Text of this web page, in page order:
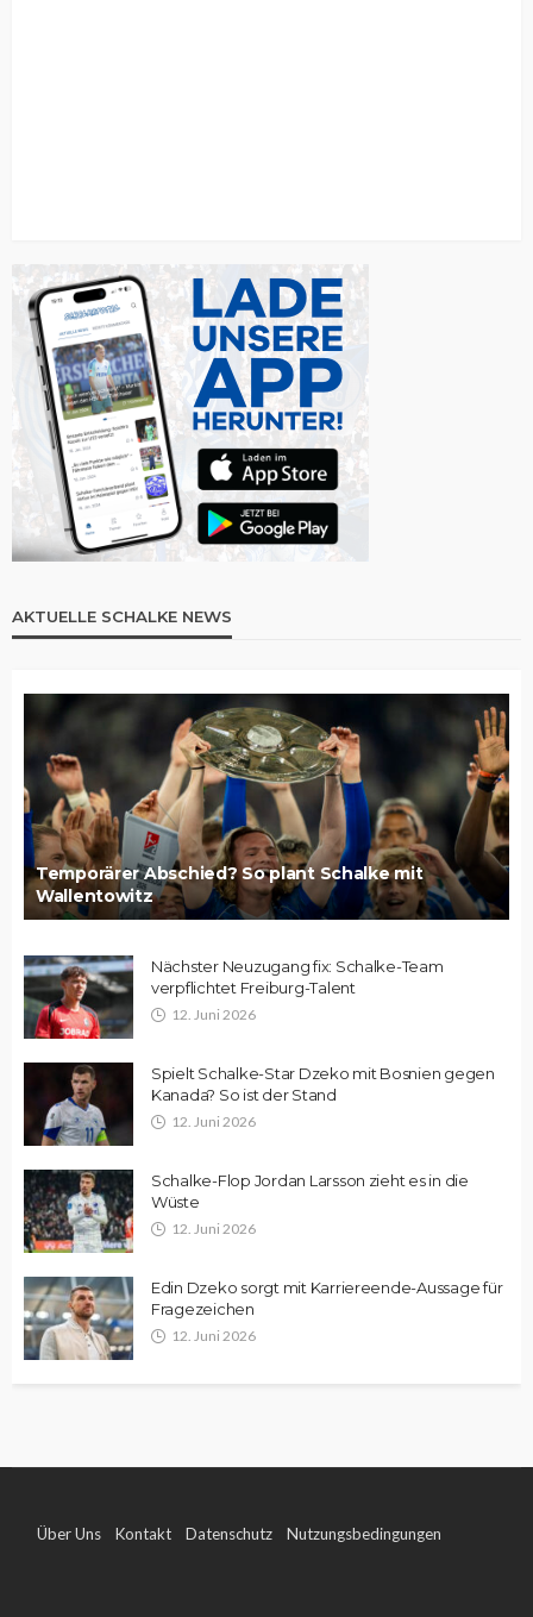
AKTUELLE SCHALKE NEWS
Temporärer Abschied? So plant Schalke mit
Wallentowitz
Nächster Neuzugang fix: Schalke-Team
verpflichtet Freiburg-Talent
12. Juni 2026
Spielt Schalke-Star Dzeko mit Bosnien gegen
Kanada? So ist der Stand
12. Juni 2026
Schalke-Flop Jordan Larsson zieht es in die
Wüste
12. Juni 2026
Edin Dzeko sorgt mit Karriereende-Aussage für
Fragezeichen
12. Juni 2026
Über Uns Kontakt Datenschutz Nutzungsbedingungen